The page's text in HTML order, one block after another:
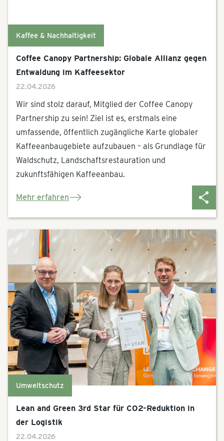
Kaffee & Nachhaltigkeit
Coffee Canopy Partnership: Globale Allianz gegen
Entwaldung im Kaffeesektor
22.04.2026
Wir sind stolz darauf, Mitglied der Coffee Canopy
Partnership zu sein! Ziel ist es, erstmals eine
umfassende, öffentlich zugängliche Karte globaler
Kaffeeanbaugebiete aufzubauen – als Grundlage für
Waldschutz, Landschaftsrestauration und
zukunftsfähigen Kaffeeanbau.
Mehr erfahren
Umweltschutz
Lean and Green 3rd Star für CO2-Reduktion in
der Logistik
22.04.2026